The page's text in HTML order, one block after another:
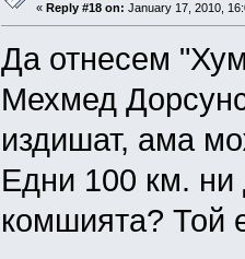
« Reply #18 on: January 17, 2010,
Да отнесем
Мехмед
издишат, ама
Едни 100 км. ни
комшията? Той